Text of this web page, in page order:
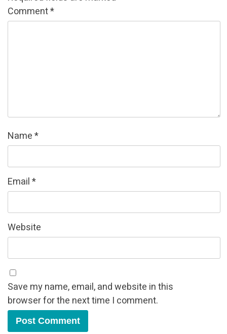
Comment*
Name*
Email*
Website
Save my name, email, and website in this
browser for the next time I comment.